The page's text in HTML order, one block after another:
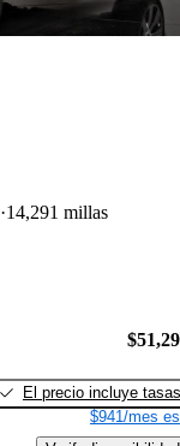
14,291 millas
El precio incluye tasas
$941/mes